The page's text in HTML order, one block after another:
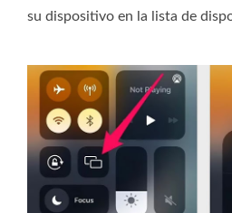
su dispositivo en la lista de